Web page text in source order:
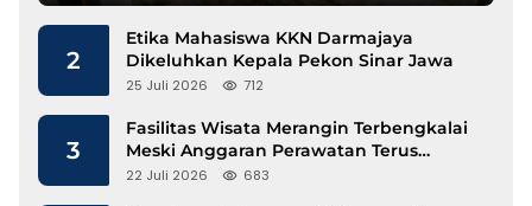
2
Etika Mahasiswa KKN Darmajaya
Dikeluhkan Kepala Pekon Sinar Jawa
25 Juli 2026 712
3
Fasilitas Wisata Merangin Terbengkalai
Meski Anggaran Perawatan Terus
Mengalir
22 Juli 2026 683